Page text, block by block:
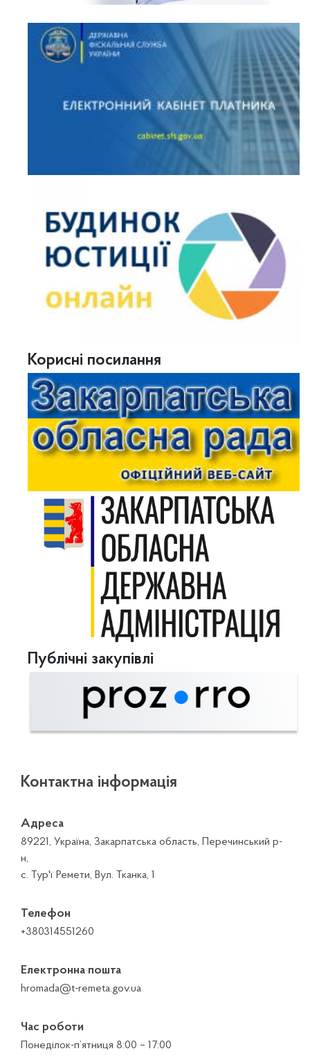
Корисні посилання
Публічні закупівлі
Контактна інформація
Адреса
89221, Україна, Закарпатська область, Перечинський р-
н,
с. Тур'ї Ремети, Вул. Тканка, 1
Телефон
+380314551260
Електронна пошта
hromada@t-remeta.gov.ua
Час роботи
Понеділок-п’ятниця 8:00 – 17:00